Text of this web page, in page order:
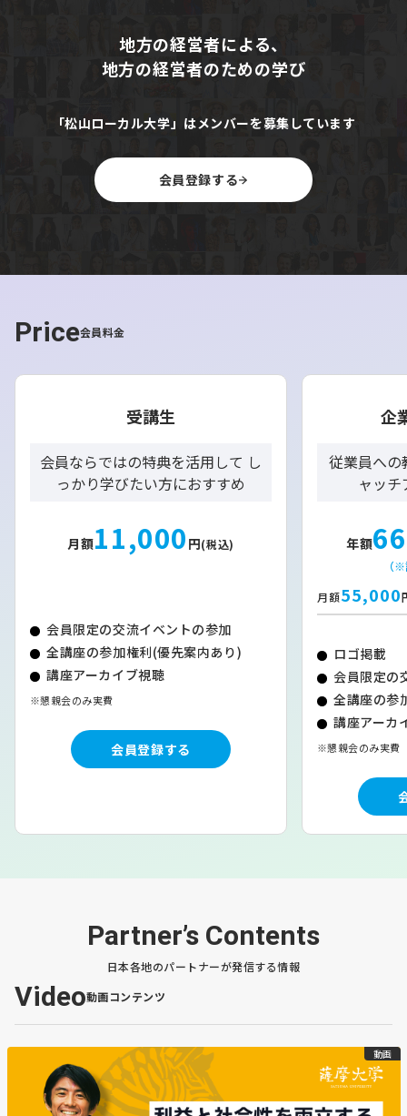
北海道ホテル業の高級化と背景
る。野口観光が洞爺湖に開業した「BOUROU LAKE
TOYA」など、客室単価が1泊数十万円に達する宿が増
加。滞在時間を伸ばし、省力化と高収益を両立するビジネ
スモデルを構築しつつある。
ちで利益流出が課題。そのためブランド力を高め、直接予
発信を強化し、宿泊客の6割が外国人ながら全員が自社予
国内客の比率は依然高いが、物価高や人口減が需要の足か
せになる中、インバウンドの取り込みと客単価向上が成長
年頃に道外国内客を上回る可能性がある。観光消費でも訪
日客比率が拡大しており、増え続けるインバウンドを受け
【北海道ニュース】(2050年への道標)
観光で稼ぐ（下） 「見るだけ」脱却へ
体験×交流 IRの送客効果に関心も
https://www.nikkei.com/nkd/company/article/?
・体験型観光（AT）の広がりと自然資源の活用
然を深く味わうプログラムが増え、体験型観光「アドベン
チャートラベル（AT）」が注目を集めている。旅行会社
が立ち上げた体験予約サイトでは農作業や犬ぞりなど500
近いメニューを用意し、地域経済の副収入にもつながって
訪日客の分散とATの経済効果
現在、訪日客の延べ宿泊は札幌・ニセコ周辺に集中してい
るが、ATの開発により全道への誘客が期待される。日本
地方の経営者による、
地方の経営者のための学び
「松山ローカル大学」はメンバーを募集しています
会員登録する
Price会員料金
受講生
会員ならではの特典を活用して し
っかり学びたい方におすすめ
月額11,000 円(税込)
会員限定の交流イベントの参加
全講座の参加権利(優先案内あり)
講座アーカイブ視聴
※懇親会のみ実費
会員登録する
企
従業員への
ャッ
年額
（
月額55,000
ロゴ掲載
会員限定の
全講座の参
講座アーカ
※懇親会のみ実費
Partner’s Contents
日本各地のパートナーが発信する情報
Video動画コンテンツ
動画